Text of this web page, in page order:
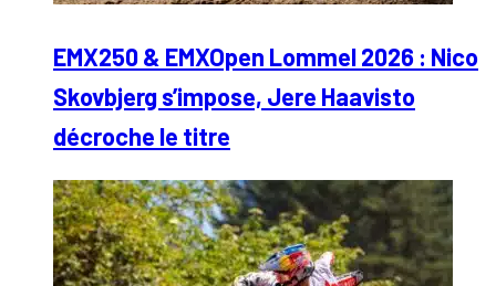
EMX250 & EMXOpen Lommel 2026 : Nico
Skovbjerg s’impose, Jere Haavisto
décroche le titre